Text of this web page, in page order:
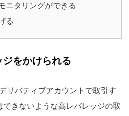
ニタリングができる
る
をかけられる
リバティブアカウントで取引す
きないような高レバレッジの取